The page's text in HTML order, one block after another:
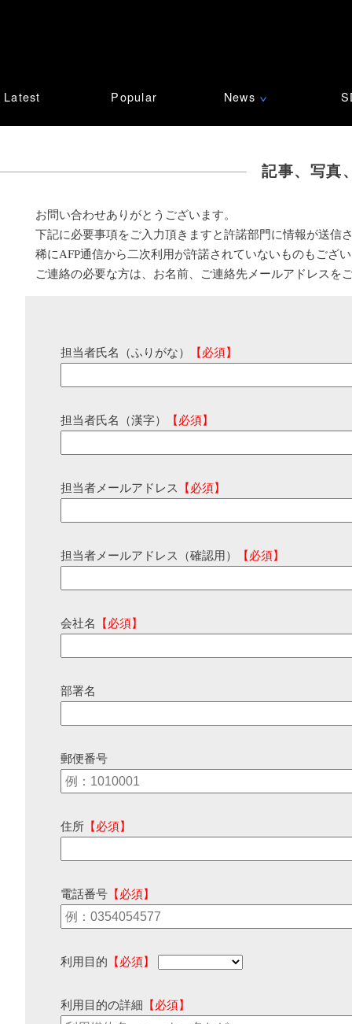
Latest Popular News ∨
記事、写真
お問い合わせありがとうございます。
下記に必要事項をご入力頂きますと許諾部門に情報が送信
稀にAFP通信から二次利用が許諾されていないものもござ
ご連絡の必要な方は、お名前、ご連絡先メールアドレスを
担当者氏名（ふりがな） 【必須】
担当者氏名（漢字） 【必須】
担当者メールアドレス 【必須】
担当者メールアドレス（確認用） 【必須】
会社名 【必須】
部署名
郵便番号
住所 【必須】
電話番号 【必須】
利用目的 【必須】
利用目的の詳細 【必須】